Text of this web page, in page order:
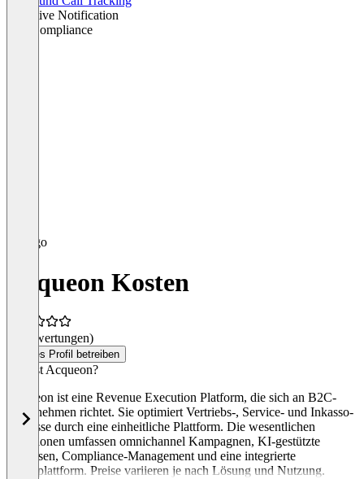
Proactive Notification
Call Compliance
Acqueon Kosten
(0 Bewertungen)
Dieses Profil betreiben
Was ist Acqueon?
Acqueon ist eine Revenue Execution Platform, die sich an B2C-
Unternehmen richtet. Sie optimiert Vertriebs-, Service- und Inkasso-
Prozesse durch eine einheitliche Plattform. Die wesentlichen
Funktionen umfassen omnichannel Kampagnen, KI-gestützte
Analysen, Compliance-Management und eine integrierte
Datenplattform. Preise variieren je nach Lösung und Nutzung.